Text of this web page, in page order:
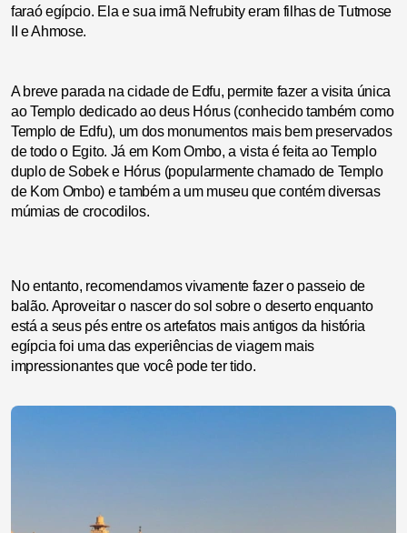
faraó egípcio. Ela e sua irmã Nefrubity eram filhas de Tutmose
II e Ahmose.
A breve parada na cidade de Edfu, permite fazer a visita única
ao Templo dedicado ao deus Hórus (conhecido também como
Templo de Edfu), um dos monumentos mais bem preservados
de todo o Egito. Já em Kom Ombo, a vista é feita ao Templo
duplo de Sobek e Hórus (popularmente chamado de Templo
de Kom Ombo) e também a um museu que contém diversas
múmias de crocodilos.
No entanto, recomendamos vivamente fazer o passeio de
balão. Aproveitar o nascer do sol sobre o deserto enquanto
está a seus pés entre os artefatos mais antigos da história
egípcia foi uma das experiências de viagem mais
impressionantes que você pode ter tido.